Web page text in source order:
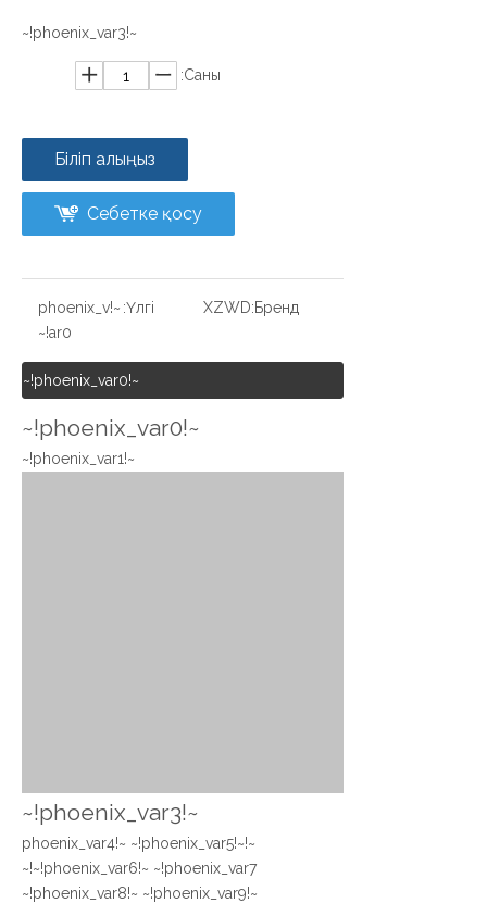
~!phoenix_var3!~
Саны:
Біліп алыңыз
Себетке қосу
Үлгі:
~!phoenix_v
ar0!~
Бренд:
XZWD
~!phoenix_var0!~
~!phoenix_var0!~
~!phoenix_var1!~
~!phoenix_var3!~
~!phoenix_var4!~ ~!phoenix_var5!~
~!phoenix_var6!~ ~!phoenix_var7!~
~!phoenix_var8!~ ~!phoenix_var9!~